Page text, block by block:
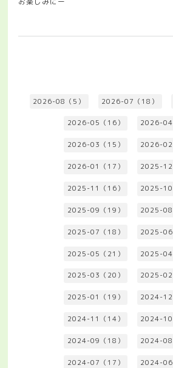
2026-08（5） 2026-07（18）
2026-05（16） 2026-04
2026-03（15） 2026-02
2026-01（17） 2025-12
2025-11（16） 2025-10
2025-09（19） 2025-08
2025-07（18） 2025-06
2025-05（21） 2025-04
2025-03（20） 2025-02
2025-01（19） 2024-12
2024-11（14） 2024-10
2024-09（18） 2024-08
2024-07（17） 2024-06